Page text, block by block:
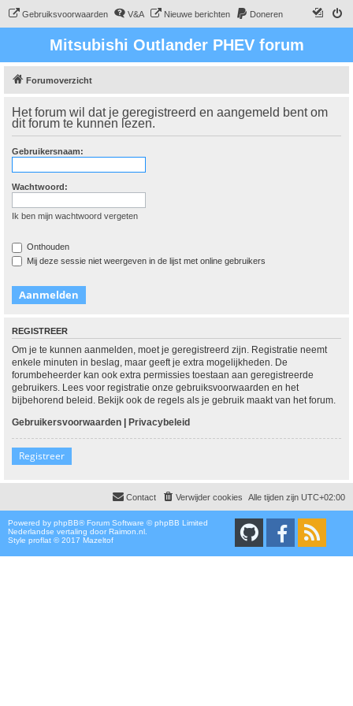
Gebruiksvoorwaarden V&A Nieuwe berichten Doneren
Mitsubishi Outlander PHEV forum
Forumoverzicht
Het forum wil dat je geregistreerd en aangemeld bent om
dit forum te kunnen lezen.
Gebruikersnaam:
Wachtwoord:
Ik ben mijn wachtwoord vergeten
Onthouden
Mij deze sessie niet weergeven in de lijst met online gebruikers
REGISTREER
Om je te kunnen aanmelden, moet je geregistreerd zijn. Registratie neemt
enkele minuten in beslag, maar geeft je extra mogelijkheden. De
forumbeheerder kan ook extra permissies toestaan aan geregistreerde
gebruikers. Lees voor registratie onze gebruiksvoorwaarden en het
bijbehorend beleid. Bekijk ook de regels als je gebruik maakt van het forum.
Gebruikersvoorwaarden | Privacybeleid
Registreer
Alle tijden zijn UTC+02:00
Verwijder cookies
Contact
Powered by phpBB® Forum Software © phpBB Limited
Nederlandse vertaling door Raimon.nl
Style proflat © 2017 Mazeltof